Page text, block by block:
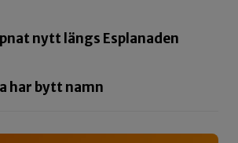
nytt längs Esplanaden
har bytt namn